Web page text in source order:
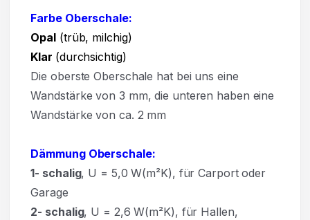
Farbe Oberschale:
Opal (trüb, milchig)
Klar (durchsichtig)
Die oberste Oberschale hat bei uns eine
Wandstärke von 3 mm, die unteren haben eine
Wandstärke von ca. 2 mm
Dämmung Oberschale:
1- schalig, U = 5,0 W(m²K), für Carport oder
Garage
2- schalig, U = 2,6 W(m²K), für Hallen,